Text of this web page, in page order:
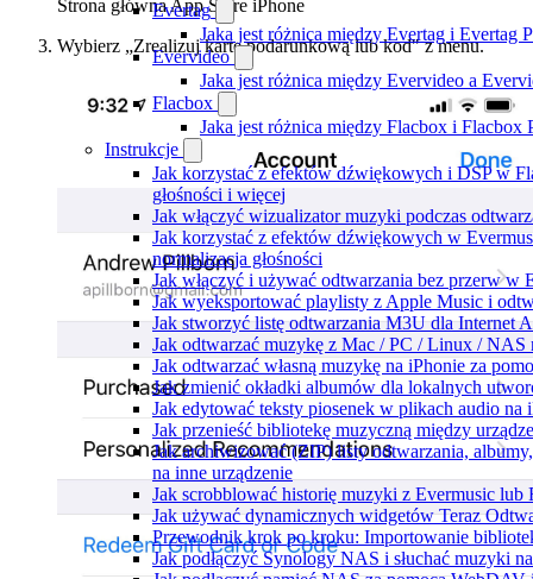
Evertag
Jaka jest różnica między Evertag i Evertag
Evervideo
Jaka jest różnica między Evervideo a
Flacbox
Jaka jest różnica między Flacbox i Flacbox
Instrukcje
Jak korzystać z efektów dźwiękowych i DSP w
głośności i więcej
Jak włączyć wizualizator muzyki podczas
Jak korzystać z efektów dźwiękowych w
normalizacja głośności
Jak włączyć i używać odtwarzania bez przerw w
Jak wyeksportować playlisty z Apple Music i
Jak stworzyć listę odtwarzania M3U dla Internet
Jak odtwarzać muzykę z Mac / PC / Linux /
Jak odtwarzać własną muzykę na iPhonie za
Jak zmienić okładki albumów dla lokalnych
Jak edytować teksty piosenek w plikach audio
Jak przenieść bibliotekę muzyczną między
Jak archiwizować (ZIP) listy odtwarzania,
na inne urządzenie
Jak scrobblować historię muzyki z Evermusic lub
Jak używać dynamicznych widgetów Teraz
Przewodnik krok po kroku: Importowanie
Jak podłączyć Synology NAS i słuchać muzyki
Strona główna App Store iPhone
Wybierz „Zrealizuj kartę podarunkową lub kod" z menu.